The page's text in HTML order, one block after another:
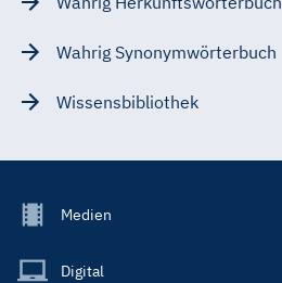
Wahrig Synonymwörterbuch
Wissensbibliothek
Footer
Main
Medien
Digital